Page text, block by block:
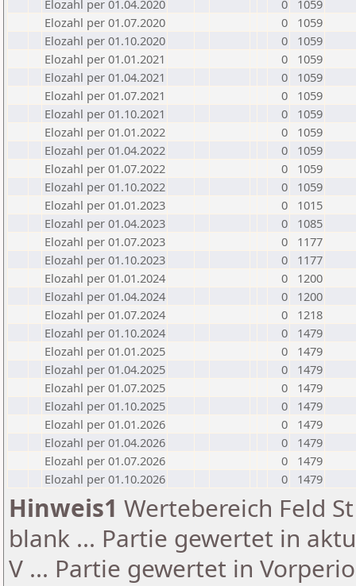
Elozahl per 01.04.2020
0
1059
Elozahl per 01.07.2020
0
1059
Elozahl per 01.10.2020
0
1059
Elozahl per 01.01.2021
0
1059
Elozahl per 01.04.2021
0
1059
Elozahl per 01.07.2021
0
1059
Elozahl per 01.10.2021
0
1059
Elozahl per 01.01.2022
0
1059
Elozahl per 01.04.2022
0
1059
Elozahl per 01.07.2022
0
1059
Elozahl per 01.10.2022
0
1059
Elozahl per 01.01.2023
0
1015
Elozahl per 01.04.2023
0
1085
Elozahl per 01.07.2023
0
1177
Elozahl per 01.10.2023
0
1177
Elozahl per 01.01.2024
0
1200
Elozahl per 01.04.2024
0
1200
Elozahl per 01.07.2024
0
1218
Elozahl per 01.10.2024
0
1479
Elozahl per 01.01.2025
0
1479
Elozahl per 01.04.2025
0
1479
Elozahl per 01.07.2025
0
1479
Elozahl per 01.10.2025
0
1479
Elozahl per 01.01.2026
0
1479
Elozahl per 01.04.2026
0
1479
Elozahl per 01.07.2026
0
1479
Elozahl per 01.10.2026
0 1479
Hinweis1 Wertebereich Feld
blank ... Partie gewertet in
V ... Partie gewertet in